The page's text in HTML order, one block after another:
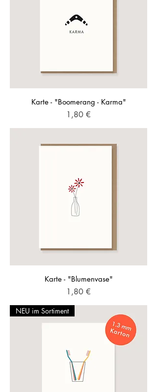
Karte - "Boomerang - Karma"
Preis
1,80 €
Karte - "Blumenvase"
Preis
1,80 €
NEU im Sortiment